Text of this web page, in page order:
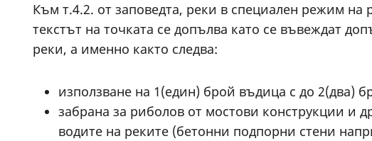
Към т.4.2. от заповедта, реки в специален режим
текстът на точката се допълва като се въвеждат
реки, а именно както следва:
използване на 1(един) брой въдица с до 2(два)
забрана за риболов от мостови конструкции
водите на реките (бетонни подпорни стени